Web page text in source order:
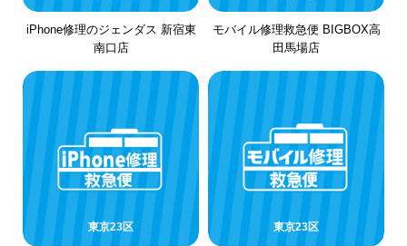
iPhone修理のジェンダス 新宿東
南口店
モバイル修理救急便 BIGBOX高
田馬場店
東京23区 東京23区